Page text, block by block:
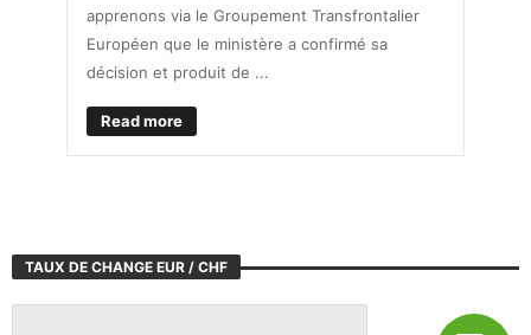
apprenons via le Groupement Transfrontalier
Européen que le ministère a confirmé sa
décision et produit de ...
Read more
TAUX DE CHANGE EUR / CHF